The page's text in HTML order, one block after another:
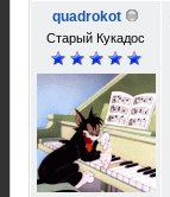
quadrokot
Старый Кукадос